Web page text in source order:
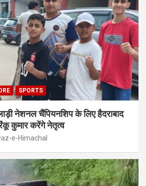
SPORTS
नेशनल चैंपियनशिप के लिए हैदराबाद
कुमार करेंगे नेतृत्व
e-Himachal